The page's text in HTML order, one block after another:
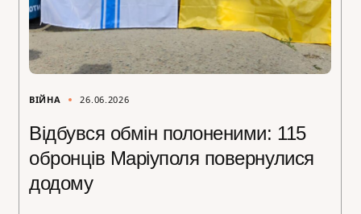
ВІЙНА 26.06.2026
Відбувся обмін полоненими: 115
обронців Маріуполя повернулися
додому